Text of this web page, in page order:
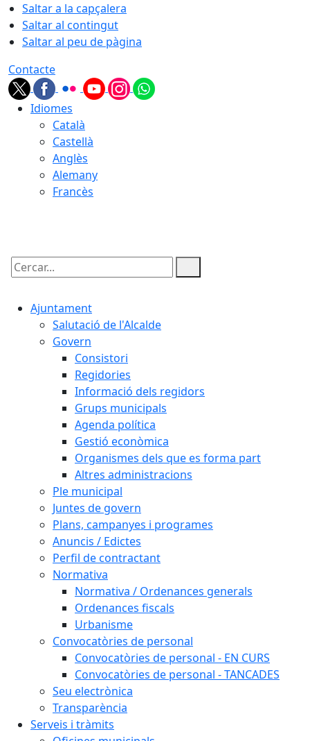
Saltar a la capçalera
Saltar al contingut
Saltar al peu de pàgina
Contacte
Idiomes
Català
Castellà
Anglès
Alemany
Francès
Cercar:
Ajuntament
Salutació de l'Alcalde
Govern
Consistori
Regidories
Informació dels regidors
Grups municipals
Agenda política
Gestió econòmica
Organismes dels que es forma part
Altres administracions
Ple municipal
Juntes de govern
Plans, campanyes i programes
Anuncis / Edictes
Perfil de contractant
Normativa
Normativa / Ordenances generals
Ordenances fiscals
Urbanisme
Convocatòries de personal
Convocatòries de personal - EN CURS
Convocatòries de personal - TANCADES
Seu electrònica
Transparència
Serveis i tràmits